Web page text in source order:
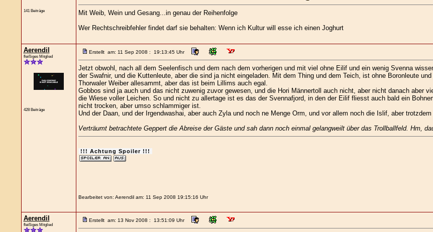
141 Beiträge
Mit Weib, Wein und Gesang...in genau der Reihenfolge
Wer Rechtschreibfehler findet darf sie behalten: Wenn ich Kultur will esse ich einen Joghurt
Aerendil
fleißiges Mitglied
428 Beiträge
Erstellt am: 11 Sep 2008 : 19:13:45 Uhr
Jetzt obwohl, nach all dem Seelenfisch und dem nach dem vorherigen und mit viel ohne Eilif und ein wenig Svenna
der Swafnir, und die Kuttenleute, aber die sind ja nicht eingeladen. Mit dem Thing und dem Teich, ist ohne Boronleute
Thorwaler Weiber allesammt, aber das ist beim Lillims auch egal.
Gobbos sind ja auch und das nicht zuwenig zuvor gewesen, und die Hori Männertoll auch nicht, aber nicht danach aber
die Wiese voller Leichen. So und nicht zu allertage ist es das der Svennafjord, in den der Eilif fliesst auch bald ein
nicht trocken, aber umso schlammiger ist.
Und der Daan, und der Irgendwashai, aber auch Zyla und noch ne Menge Orm, und vor allem noch die Islif, aber
Verträumt betrachtete Geppert die Abreise der Gäste und sah dann noch einmal gelangweilt über das Trollballfeld. Hm,
!!! Achtung Spoiler !!!
Bearbeitet von: Aerendil am: 11 Sep 2008 19:15:16 Uhr
Aerendil
fleißiges Mitglied
Erstellt am: 13 Nov 2008 : 13:51:09 Uhr